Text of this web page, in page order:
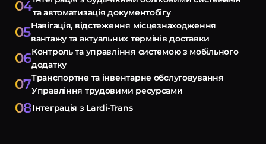
маркетинг
автоматизація
04та автоматизація документобігу
05Навігація, відстеження місцезнаходження
вантажу та актуальних термінів доставки
06Контроль та управління системою з мобільного
додатку
07Транспортне та інвентарне обслуговування
Управління трудовими ресурсами
08Інтеграція з Lardi-Trans